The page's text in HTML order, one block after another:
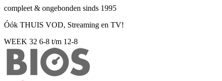
compleet & ongebonden sinds 1995
Óók THUIS VOD, Streaming en TV!
WEEK 32 6-8 t/m 12-8